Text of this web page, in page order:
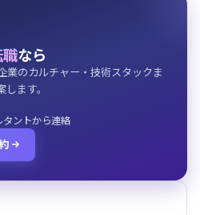
なら
業のカルチャー・技術スタックま
ます。
ントから連絡